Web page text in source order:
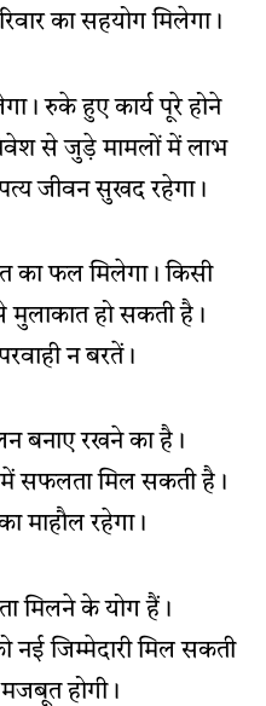
का सहयोग मिलेगा।
रुके हुए कार्य पूरे होने
से जुड़े मामलों में लाभ
जीवन सुखद रहेगा।
का फल मिलेगा। किसी
मुलाकात हो सकती है।
न बरतें।
बनाए रखने का है।
में सफलता मिल सकती है।
माहौल रहेगा।
मिलने के योग हैं।
नई जिम्मेदारी मिल सकती
होगी।